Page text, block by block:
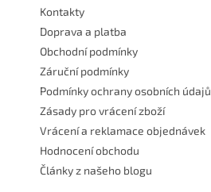
Kontakty
Doprava a platba
Obchodní podmínky
Záruční podmínky
Podmínky ochrany osobních údajů
Zásady pro vrácení zboží
Vrácení a reklamace objednávek
Hodnocení obchodu
Články z našeho blogu